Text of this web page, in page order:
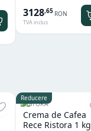
3128,65 RON
TVA inclus
Reducere
RISTORA
Crema de Cafea
Rece Ristora 1 kg